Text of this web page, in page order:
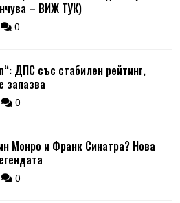
– ВИЖ ТУК)
0
ДПС със стабилен рейтинг,
запазва
0
Монро и Франк Синатра? Нова
0